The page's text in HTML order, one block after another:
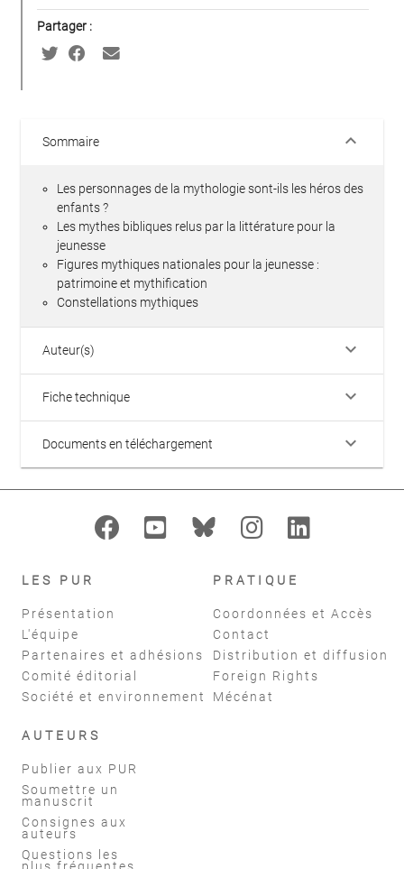
Partager :
Sommaire keyboard_arrow_down
Les personnages de la mythologie sont-ils les héros des
enfants ?
Les mythes bibliques relus par la littérature pour la
jeunesse
Figures mythiques nationales pour la jeunesse :
patrimoine et mythification
Constellations mythiques
Auteur(s) keyboard_arrow_down
Fiche technique keyboard_arrow_down
Documents en téléchargement keyboard_arrow_down
LES PUR
Présentation
L'équipe
Partenaires et adhésions
Comité éditorial
Société et environnement
PRATIQUE
Coordonnées et Accès
Contact
Distribution et diffusion
Foreign Rights
Mécénat
AUTEURS
Publier aux PUR
Soumettre un
manuscrit
Consignes aux
auteurs
Questions les
plus fréquentes